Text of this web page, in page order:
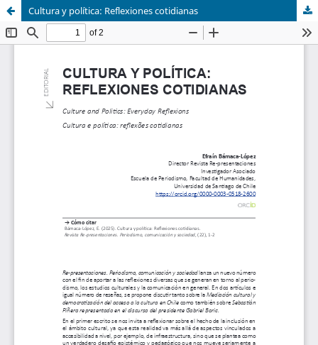
Cultura y política: Reflexiones cotidianas